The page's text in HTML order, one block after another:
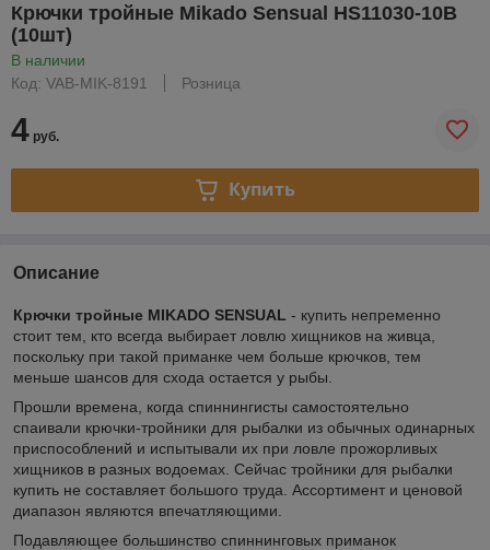
Крючки тройные Mikado Sensual HS11030-10B
(10шт)
В наличии
Код: VAB-MIK-8191
Розница
4 руб.
Купить
Описание
Крючки тройные MIKADO SENSUAL - купить непременно
стоит тем, кто всегда выбирает ловлю хищников на живца,
поскольку при такой приманке чем больше крючков, тем
меньше шансов для схода остается у рыбы.
Прошли времена, когда спиннингисты самостоятельно
спаивали крючки-тройники для рыбалки из обычных одинарных
приспособлений и испытывали их при ловле прожорливых
хищников в разных водоемах. Сейчас тройники для рыбалки
купить не составляет большого труда. Ассортимент и ценовой
диапазон являются впечатляющими.
Подавляющее большинство спиннинговых приманок